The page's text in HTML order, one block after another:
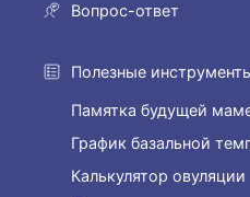
Вопрос-ответ
Полезные
Памятка будущей
График базальной
Калькулятор овуляции